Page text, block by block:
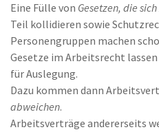
Eine Fülle von Gesetzen, die
Teil kollidieren sowie
Personengruppen machen
Gesetze im Arbeitsrecht
für Auslegung.
Dazu kommen dann
abweichen.
Arbeitsverträge andererseits